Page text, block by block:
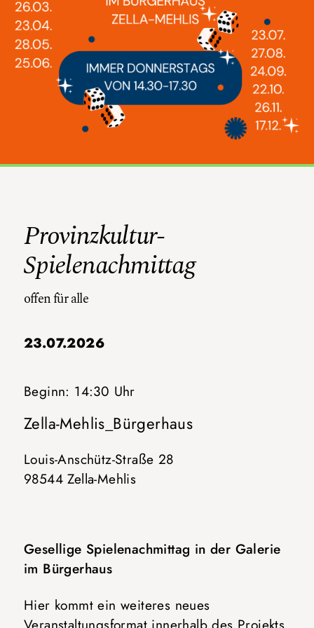
Provinzkultur-
Spielenachmittag
offen für alle
23.07.2026
Beginn: 14:30 Uhr
Zella-Mehlis_Bürgerhaus
Louis-Anschütz-Straße 28
98544 Zella-Mehlis
Gesellige Spielenachmittag in der Galerie
im Bürgerhaus
Hier kommt ein weiteres neues